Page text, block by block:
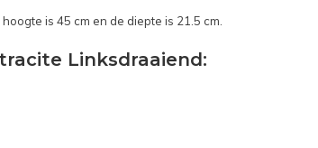
is 45 cm en de diepte is 21.5 cm.
Linksdraaiend: